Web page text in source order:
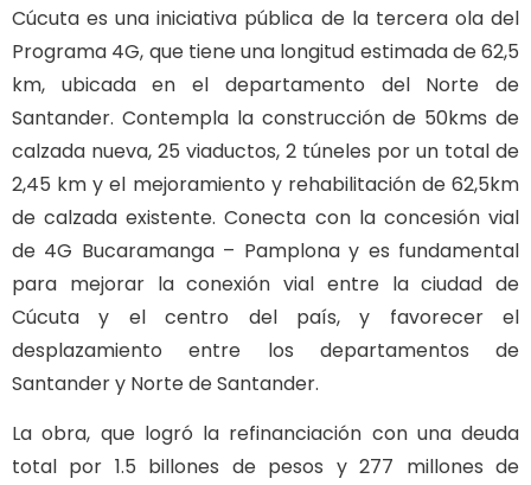
Cúcuta es una iniciativa pública de la tercera ola del
Programa 4G, que tiene una longitud estimada de 62,5
km, ubicada en el departamento del Norte de
Santander. Contempla la construcción de 50kms de
calzada nueva, 25 viaductos, 2 túneles por un total de
2,45 km y el mejoramiento y rehabilitación de 62,5km
de calzada existente. Conecta con la concesión vial
de 4G Bucaramanga – Pamplona y es fundamental
para mejorar la conexión vial entre la ciudad de
Cúcuta y el centro del país, y favorecer el
desplazamiento entre los departamentos de
Santander y Norte de Santander.
La obra, que logró la refinanciación con una deuda
total por 1.5 billones de pesos y 277 millones de